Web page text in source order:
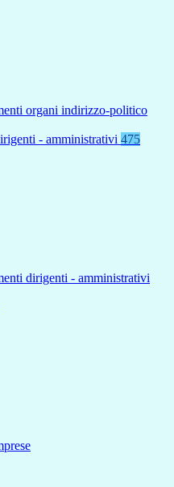
organi indirizzo-politico
- amministrativi 475
dirigenti - amministrativi